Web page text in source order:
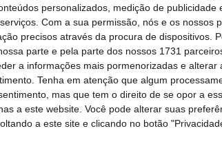
personalizados, medição de
Com a sua permissão, nós e os nossos
precisos através da procura de dispositivos.
parte e pela parte dos nossos 1731
a informações mais pormenorizadas e
Tenha em atenção que algum
mas que tem o direito de se opor a
a este website. Você pode alterar suas
a este site e clicando no botão
fóruns onlinee ganhounotoriedade
2017, umagrande parte da Internet
e algoritmos, reduzindo